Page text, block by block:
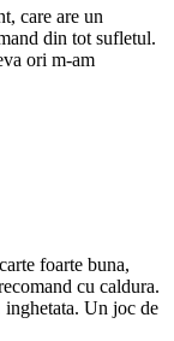
care are un
din tot sufletul.
ori m-am
foarte buna,
cu caldura.
Un joc de